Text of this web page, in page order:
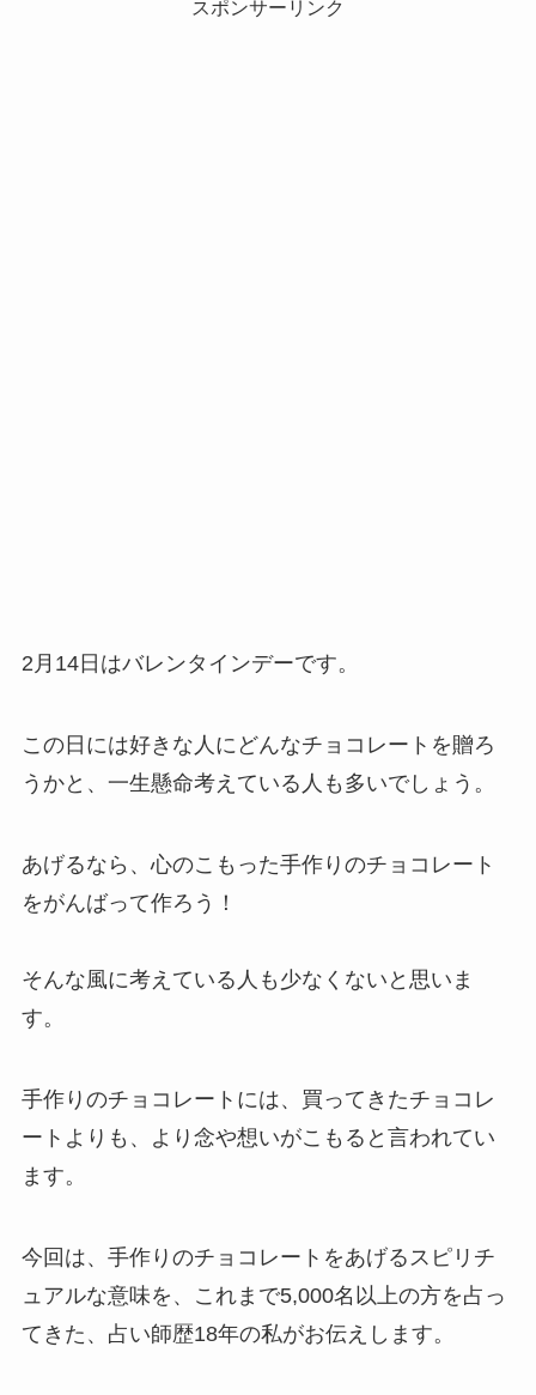
スポンサーリンク
2月14日はバレンタインデーです。
この日には好きな人にどんなチョコレートを贈ろ
うかと、一生懸命考えている人も多いでしょう。
あげるなら、心のこもった手作りのチョコレート
をがんばって作ろう！
そんな風に考えている人も少なくないと思いま
す。
手作りのチョコレートには、買ってきたチョコレ
ートよりも、より念や想いがこもると言われてい
ます。
今回は、手作りのチョコレートをあげるスピリチ
ュアルな意味を、これまで5,000名以上の方を占っ
てきた、占い師歴18年の私がお伝えします。